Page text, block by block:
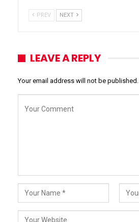
PREV NEXT
LEAVE A REPLY
Your email address will not be published.